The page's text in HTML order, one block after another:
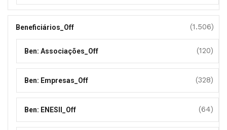
Beneficiários_Off (1.506)
Ben: Associações_Off (120)
Ben: Empresas_Off (328)
Ben: ENESII_Off (64)